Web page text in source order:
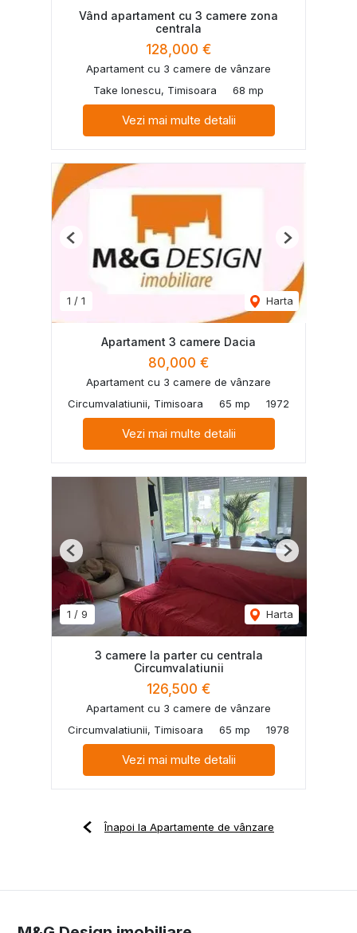
Vând apartament cu 3 camere zona
centrala
128,000 €
Apartament cu 3 camere de vânzare
Take Ionescu, Timisoara
68 mp
Vezi mai multe detalii
1 / 1 Harta
Previous Next
Apartament 3 camere Dacia
80,000 €
Apartament cu 3 camere de vânzare
Circumvalatiunii, Timisoara
65 mp 1972
Vezi mai multe detalii
1 / 9 Harta
Previous Next
3 camere la parter cu centrala
Circumvalatiunii
126,500 €
Apartament cu 3 camere de vânzare
Circumvalatiunii, Timisoara
65 mp 1978
Vezi mai multe detalii
Înapoi la Apartamente de vânzare